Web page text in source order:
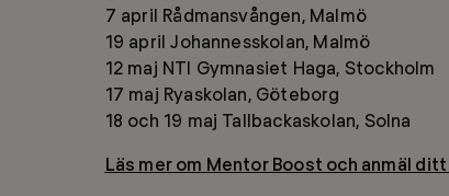
7 april Rådmansvången, Malmö
19 april Johannesskolan, Malmö
12 maj NTI Gymnasiet Haga, Stockholm
17 maj Ryaskolan, Göteborg
18 och 19 maj Tallbackaskolan, Solna
Läs mer om Mentor Boost och anmäl